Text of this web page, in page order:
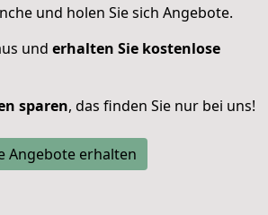
und holen Sie sich Angebote.
und erhalten Sie kostenlose
sparen, das finden Sie nur bei uns!
Angebote erhalten